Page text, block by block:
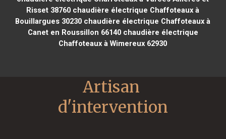
Risset 38760 chaudière électrique Chaffoteaux à
Bouillargues 30230 chaudière électrique Chaffoteaux à
Canet en Roussillon 66140chaudière électrique
Chaffoteaux à Wimereux 62930
Artisan
d'intervention